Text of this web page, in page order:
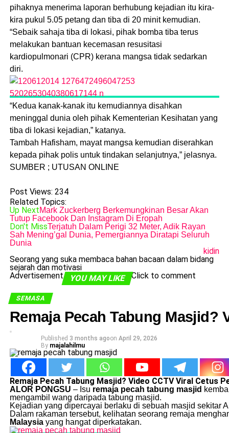
pihaknya menerima laporan berhubung kejadian itu kira-
kira pukul 5.05 petang dan tiba di 20 minit kemudian.
“Sebaik sahaja tiba di lokasi, pihak bomba tiba terus
melakukan bantuan kecemasan resusitasi
kardiopulmonari (CPR) kerana mangsa tidak sedarkan
diri.
“Kedua kanak-kanak itu kemudiannya disahkan
meninggal dunia oleh pihak Kementerian Kesihatan yang
tiba di lokasi kejadian,” katanya.
Tambah Hafisham, mayat mangsa kemudian diserahkan
kepada pihak polis untuk tindakan selanjutnya,” jelasnya.
SUMBER ; UTUSAN ONLINE
Post Views: 234
Related Topics:
Up NextMark Zuckerberg Berkemungkinan Besar Akan
Tutup Facebook Dan Instagram Di Eropah
Don't MissTerjatuh Dalam Perigi 32 Meter, Adik Rayan
Sah Mening’gal Dunia, Pemergiannya Diratapi Seluruh
Dunia
kidin
Seorang yang suka membaca bahan bacaan dalam bidang
sejarah dan motivasi
Advertisement
YOU MAY LIKE Click to comment
SEMASA
Remaja Pecah Tabung Masjid?
Published 3 months agoon April 29, 2026
By majalahilmu
Remaja Pecah Tabung Masjid? Video CCTV Viral Cetus
ALOR PONGSU – Isu remaja pecah tabung masjid
mengambil wang daripada tabung masjid.
Kejadian yang dipercayai berlaku di sebuah masjid sekitar
Dalam rakaman tersebut, kelihatan seorang remaja
Malaysiayang hangat diperkatakan.